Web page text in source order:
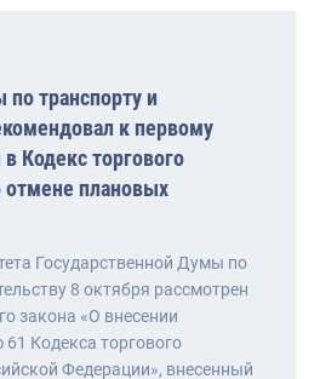
транспорту и
к первому
Кодекс торгового
отмене плановых
Государственной Думы по
8 октября рассмотрен
закона «О внесении
Кодекса торгового
Федерации», внесенный